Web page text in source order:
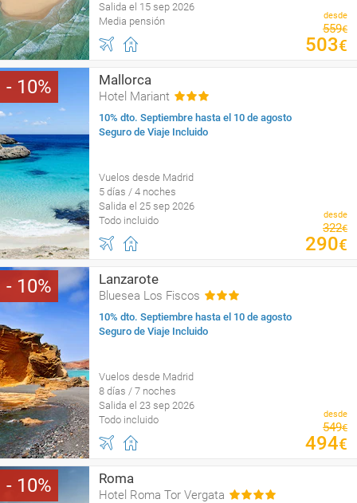
Salida el 15 sep 2026
Media pensión
desde
559€
503€
10 Mallorca
Hotel Mariant
10% dto. Septiembre hasta el 10 de agosto
Seguro de Viaje Incluido
Vuelos desde Madrid
5 días / 4 noches
Salida el 25 sep 2026
Todo incluido
desde
322€
290€
10 Lanzarote
Bluesea Los Fiscos
10% dto. Septiembre hasta el 10 de agosto
Seguro de Viaje Incluido
Vuelos desde Madrid
8 días / 7 noches
Salida el 23 sep 2026
Todo incluido
desde
549€
494€
10 Roma
Hotel Roma Tor Vergata